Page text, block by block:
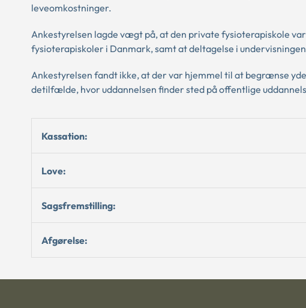
leveomkostninger.
Ankestyrelsen lagde vægt på, at den private fysioterapiskole
fysioterapiskoler i Danmark, samt at deltagelse i
Ankestyrelsen fandt ikke, at der var hjemmel til at begrænse
detilfælde, hvor uddannelsen finder sted på offentlige
Kassation:
Love:
Sagsfremstilling:
Afgørelse: